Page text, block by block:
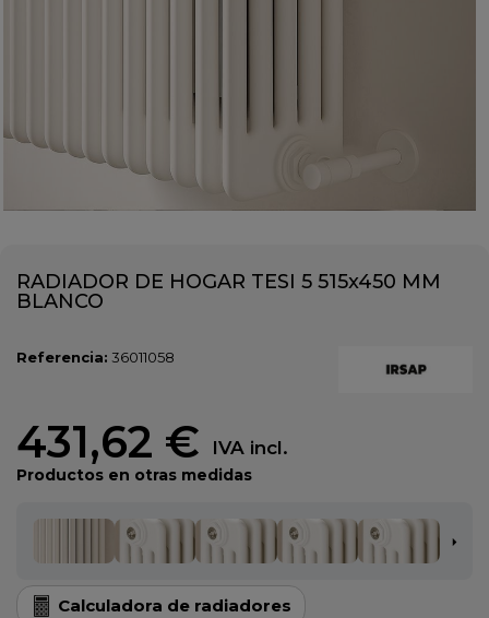
RADIADOR DE HOGAR TESI 5 515x450 MM
BLANCO
Referencia: 36011058
431,62 € IVA incl.
Productos en otras medidas
Calculadora de radiadores